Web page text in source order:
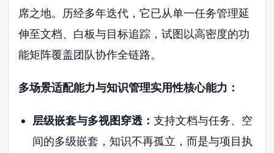
席之地。历经多年迭代，它已从单一任务管理延
伸至文档、白板与目标追踪，试图以高密度的功
能矩阵覆盖团队协作全链路。
多场景适配能力与知识管理实用性核心能力：
层级嵌套与多视图穿透： 支持文档与任务、空
间的多级嵌套，知识不再孤立，而是与项目执